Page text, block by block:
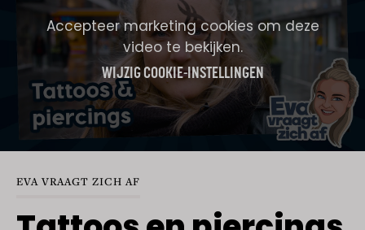
Accepteer marketing cookies om deze
video te bekijken.
WIJZIG COOKIE-INSTELLINGEN
EVA VRAAGT ZICH AF